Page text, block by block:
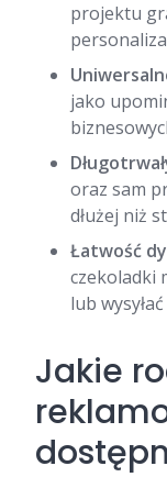
projektu
jako
oraz sam
dłużej niż
Łatwość
czekoladki
lub
Jakie